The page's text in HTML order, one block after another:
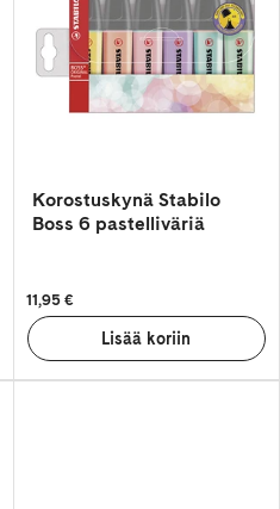
Korostuskynä Stabilo
Boss 6 pastelliväriä
11,95 €